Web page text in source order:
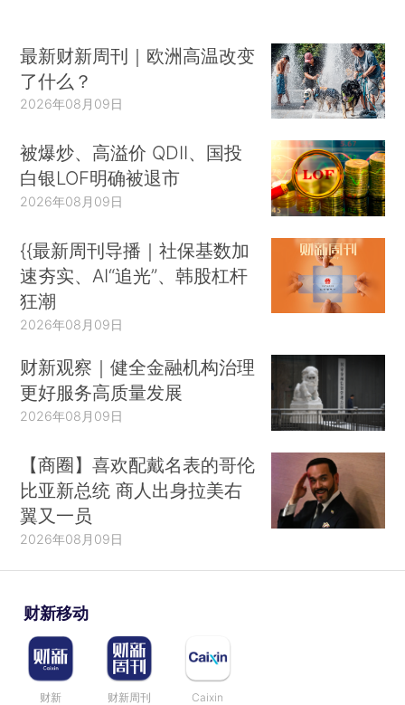
最新财新周刊｜欧洲高温改变
了什么？
2026年08月09日
被爆炒、高溢价 QDII、国投
白银LOF明确被退市
2026年08月09日
{{最新周刊导播｜社保基数加
速夯实、AI“追光”、韩股杠杆
狂潮
2026年08月09日
财新观察｜健全金融机构治理
更好服务高质量发展
2026年08月09日
【商圈】喜欢配戴名表的哥伦
比亚新总统 商人出身拉美右
翼又一员
2026年08月09日
财新移动
财新 财新周刊 Caixin